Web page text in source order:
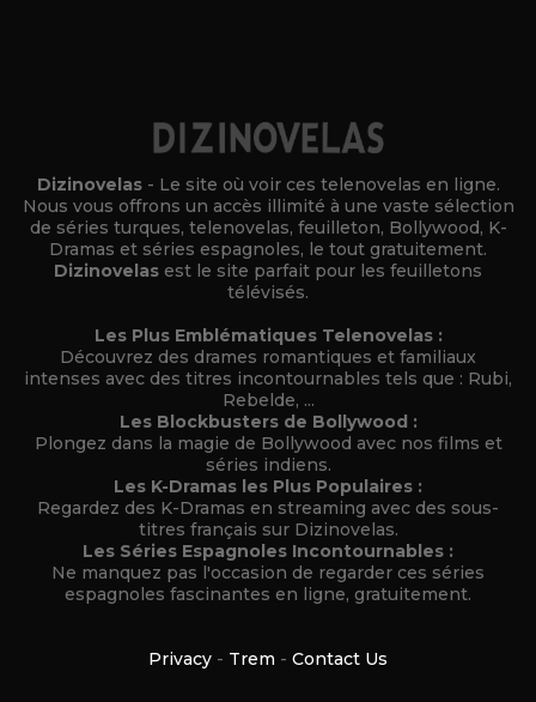
Dizinovelas - Le site où voir ces telenovelas en ligne.
Nous vous offrons un accès illimité à une vaste sélection
de séries turques, telenovelas, feuilleton, Bollywood, K-
Dramas et séries espagnoles, le tout gratuitement.
Dizinovelas est le site parfait pour les feuilletons
télévisés.
Les Plus Emblématiques Telenovelas :
Découvrez des drames romantiques et familiaux
intenses avec des titres incontournables tels que : Rubi,
Rebelde, ...
Les Blockbusters de Bollywood :
Plongez dans la magie de Bollywood avec nos films et
séries indiens.
Les K-Dramas les Plus Populaires :
Regardez des K-Dramas en streaming avec des sous-
titres français sur Dizinovelas.
Les Séries Espagnoles Incontournables :
Ne manquez pas l'occasion de regarder ces séries
espagnoles fascinantes en ligne, gratuitement.
Privacy - Trem - Contact Us